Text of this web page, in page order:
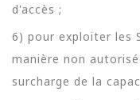
d'accès ;
6) pour exploiter les
manière non
surcharge de la